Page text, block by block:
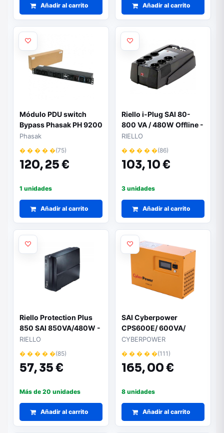
Añadir al carrito Añadir al carrito
Módulo PDU switch
Bypass Phasak PH 9200
Phasak
� � � � �(75)
120,25 €
1 unidades
Añadir al carrito
Riello i-Plug SAI 80-
800 VA / 480W Offline -
USB 2.0, 6x Shucko + 2x
RIELLO
� � � � �(86)
103,10 €
3 unidades
Añadir al carrito
Riello Protection Plus
850 SAI 850VA/480W -
Auto Restart - 2x
Shucko - Formato Torre
RIELLO
� � � � �(85)
57,35 €
Más de 20 unidades
Añadir al carrito
SAI Cyberpower
CPS600E/ 600VA/
420W Schuko
CYBERPOWER
� � � � �(111)
165,00 €
8 unidades
Añadir al carrito